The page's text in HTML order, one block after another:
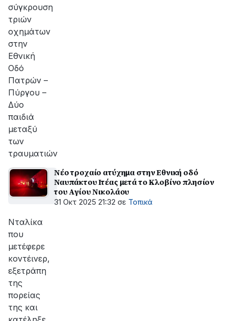
σύγκρουση
τριών
οχημάτων
στην
Εθνική
Οδό
Πατρών –
Πύργου –
Δύο
παιδιά
μεταξύ
των
τραυματιών
Νέο τροχαίο ατύχημα στην Εθνική οδό
Ναυπάκτου Ιτέας μετά το Κλοβίνο πλησίον
του Αγίου Νικολάου
31 Οκτ 2025 21:32 σε Τοπικά
Νταλίκα
που
μετέφερε
κοντέινερ,
εξετράπη
της
πορείας
της και